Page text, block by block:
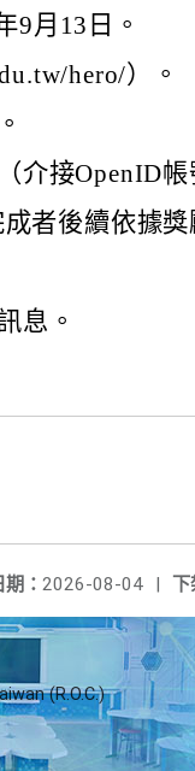
9月13日。
hero/）。
介接OpenID
者後續依據獎
息。
下
： 2026-08-04 |
(R.O.C.)